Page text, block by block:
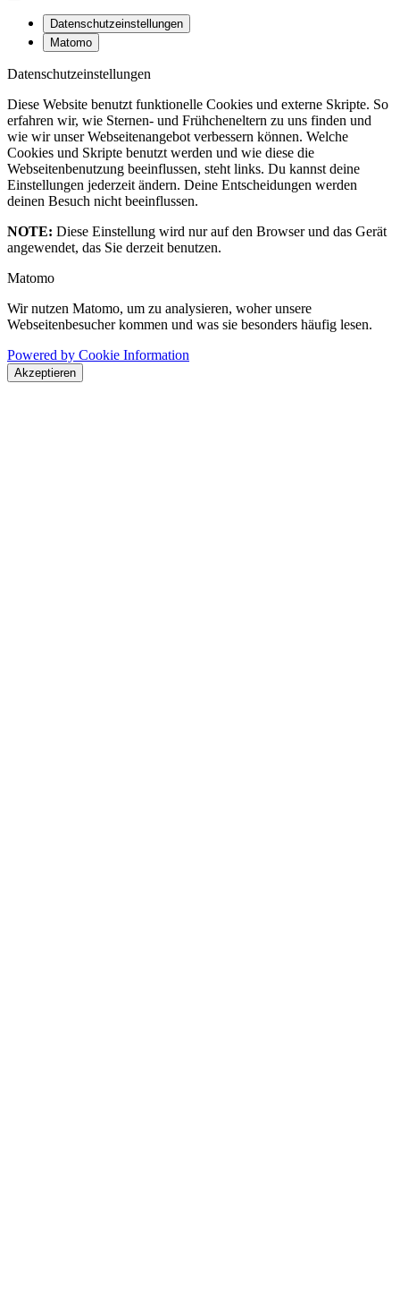
Datenschutzeinstellungen
Matomo
Datenschutzeinstellungen
Diese Website benutzt funktionelle Cookies und externe Skripte. So
erfahren wir, wie Sternen- und Frühcheneltern zu uns finden und
wie wir unser Webseitenangebot verbessern können. Welche
Cookies und Skripte benutzt werden und wie diese die
Webseitenbenutzung beeinflussen, steht links. Du kannst deine
Einstellungen jederzeit ändern. Deine Entscheidungen werden
deinen Besuch nicht beeinflussen.
NOTE: Diese Einstellung wird nur auf den Browser und das Gerät
angewendet, das Sie derzeit benutzen.
Matomo
Wir nutzen Matomo, um zu analysieren, woher unsere
Webseitenbesucher kommen und was sie besonders häufig lesen.
Powered by Cookie Information
Akzeptieren